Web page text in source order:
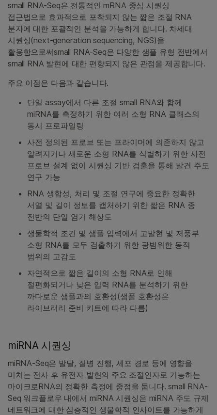
small RNA-Seq은 전통적인 mRNA 중심 시퀀싱
접근법으로 효과적으로 포착되지 않는 짧은 조절 RNA
분자에 대한 포괄적인 분석을 가능하게 합니다. 차세대
시퀀싱(next‐generation sequencing, NGS)을
활용함으로써small RNA-Seq은 다양한 샘플 유형 전반에서
small RNA 발현에 대한 편향되지 않은 관점을 제공합니다.
주요 이점은 다음과 같습니다.
단일 assay에서 다른 조절 small RNA와 함께
miRNA를 측정하기 위한 여러 소형 RNA 클래스의
동시 프로파일링
사전 정의된 프로브 또는 프라이머에 의존하지 않고
알려지거나 새로운 소형 RNA를 식별하기 위한 사전
프로브 설계 없이 시퀀싱 기반 검출을 통해 발견 주도
연구 가능
RNA 생합성, 처리 및 조절 연구에 중요한 정확한
서열 및 길이 정보를 캡처하기 위한 짧은 RNA 종
전반의 단일 염기 해상도
생물학적 조건 및 샘플 입력에서 고발현 및 저풍부
소형 RNA를 모두 검출하기 위한 광범위한 동적
범위의 고감도
자연적으로 짧은 길이의 소형 RNA로 인해
절편화되거나 낮은 입력 RNA를 분석하기 위한
까다로운 샘플과의 호환성(샘플 호환성은
라이브러리 준비 키트에 따라 다름)
miRNA 시퀀싱
miRNA-Seq은 발달, 질병 진행, 세포 경로 등에 영향을
미치는 전사 후 유전자 발현의 주요 조절인자로 기능하는
마이크로RNA의 정확한 측정에 중점을 둡니다. small RNA‐
Seq 워크플로우 내에서 miRNA 시퀀싱은 miRNA 주도 규제
네트워크에 대한 심층적인 생물학적 인사이트를 가능하게